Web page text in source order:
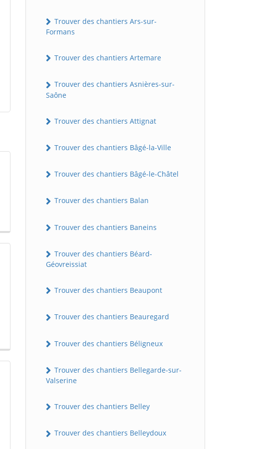
Trouver des chantiers Ars-sur-
Formans
Trouver des chantiers Artemare
Trouver des chantiers Asnières-sur-
Saône
Trouver des chantiers Attignat
Trouver des chantiers Bâgé-la-Ville
Trouver des chantiers Bâgé-le-Châtel
Trouver des chantiers Balan
Trouver des chantiers Baneins
Trouver des chantiers Béard-
Géovreissiat
Trouver des chantiers Beaupont
Trouver des chantiers Beauregard
Trouver des chantiers Béligneux
Trouver des chantiers Bellegarde-sur-
Valserine
Trouver des chantiers Belley
Trouver des chantiers Belleydoux